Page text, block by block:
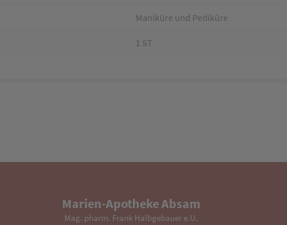
Maniküre und Pediküre
1 ST
Marien-Apotheke Absam
Mag. pharm. Frank Halbgebauer e.U.